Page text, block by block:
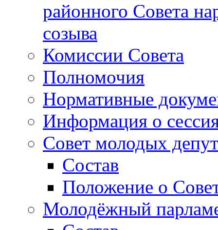
районного Совета
созыва
Комиссии Совета
Полномочия
Нормативные
Информация о
Совет молодых
Состав
Положение о
Молодёжный